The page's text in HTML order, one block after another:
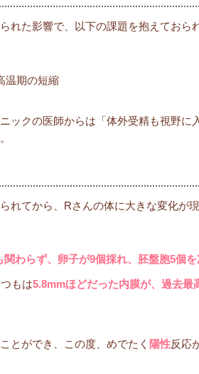
れた影響で、以下の課題を抱えておら
温期の短縮
ックの医師からは「体外受精も視野に
れてから、Rさんの体に大きな変化が現
関わらず、卵子が9個採れ、胚盤胞5個を
もは5.8mmほどだった内膜が、過去最
とができ、この度、めでたく 陽性反応